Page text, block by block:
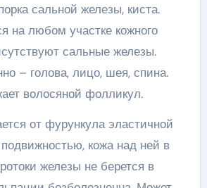
сальной железы, киста.
на любом участке кожного
сальные железы.
– голова, лицо, шея, спина.
волосяной фолликул.
от фурункула эластичной
кожа над ней в
железы не берется в